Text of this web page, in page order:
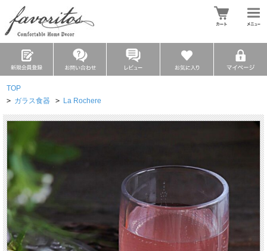
TOP
> ガラス食器 > La Rochere